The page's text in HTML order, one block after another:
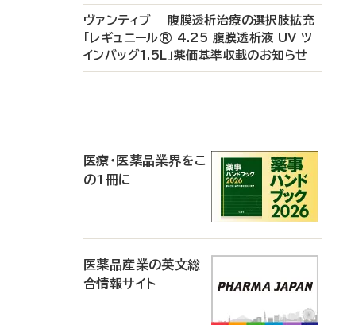
ヴァンティブ 腹膜透析治療の選択肢拡充
「レギュニール® 4.25 腹膜透析液 UV ツ
インバッグ1.5L」薬価基準収載のお知らせ
医療・医薬品業界をこ
の1冊に
医薬品産業の英文総
合情報サイト